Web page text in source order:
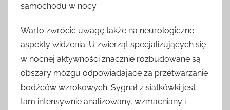
samochodu w nocy.
Warto zwrócić uwagę także na neurologiczne
aspekty widzenia. U zwierząt specjalizujących się
w nocnej aktywności znacznie rozbudowane są
obszary mózgu odpowiadające za przetwarzanie
bodźców wzrokowych. Sygnał z siatkówki jest
tam intensywnie analizowany, wzmacniany i